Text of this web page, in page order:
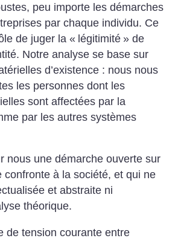
peu importe les démarches
par chaque individu. Ce
de juger la « légitimité » de
Notre analyse se base sur
d’existence : nous nous
les personnes dont les
sont affectées par la
par les autres systèmes
nous une démarche ouverte sur
confronte à la société, et qui ne
et abstraite ni
théorique.
de tension courante entre